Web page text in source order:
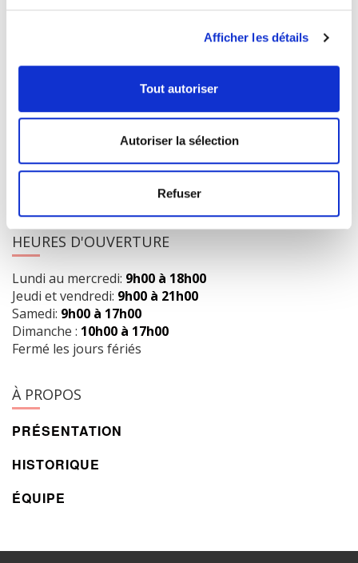
Afficher les détails
Tout autoriser
Autoriser la sélection
Refuser
1073 route de l'Église, Québec, QC G1V 3W2
Obtenir l’itinéraire
418 658-3640
info@librairielaliberte.com
HEURES D'OUVERTURE
Lundi au mercredi: 9h00 à 18h00
Jeudi et vendredi: 9h00 à 21h00
Samedi: 9h00 à 17h00
Dimanche : 10h00 à 17h00
Fermé les jours fériés
À PROPOS
PRÉSENTATION
HISTORIQUE
ÉQUIPE